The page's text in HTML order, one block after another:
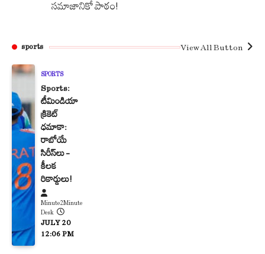
సమాజానికో పాఠం!
sports View All Button
SPORTS
Sports:
టీమిండియా
క్రికెట్
ధమాకా:
రాబోయే
సిరీస్‌లు –
కీలక
రికార్డులు!
Minute2Minute
Desk
JULY 20
12:06 PM